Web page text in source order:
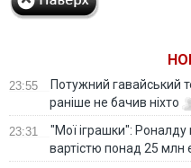
23:55
Потужний гавайський
раніше не бачив ніхто
23:31
"Мої іграшки": Роналду
вартістю понад 25 млн